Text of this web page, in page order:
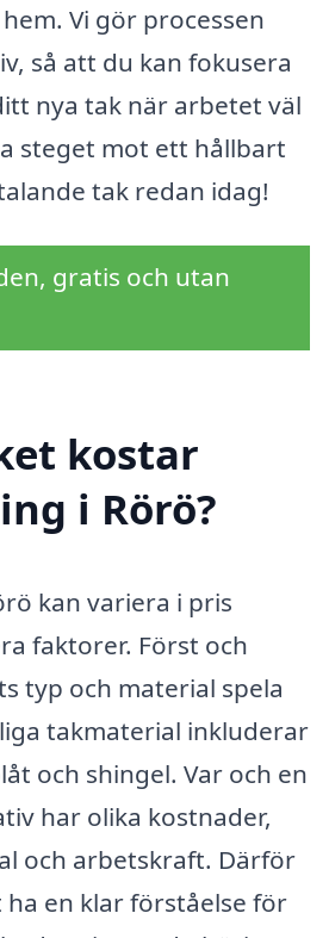
Vi gör processen
så att du kan fokusera
nya tak när arbetet väl
steget mot ett hållbart
tak redan idag!
gratis och utan
kostar
i Rörö?
kan variera i pris
faktorer. Först och
typ och material spela
takmaterial inkluderar
och shingel. Var och en
har olika kostnader,
och arbetskraft. Därför
en klar förståelse för